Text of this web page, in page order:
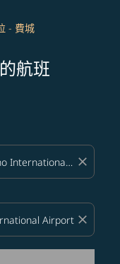
- 費城
航班
close
close
選條件。